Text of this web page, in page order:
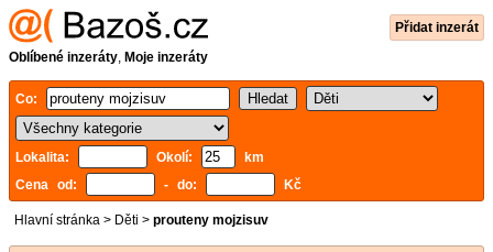
Přidat inzerát
Oblíbené inzeráty, Moje inzeráty
Co:
Lokalita: Okolí:
km
Cena od:
- do: Kč
Hlavní stránka > Děti > prouteny mojzisuv